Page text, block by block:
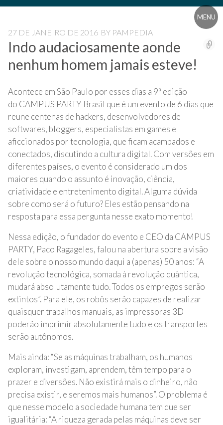
Pular
conteúdo
Blog
Livre
Pampédia
Universidade
Livre
Pampédia
MENU
27 DE JANEIRO DE 2016 BY PAMPEDIA
Indo audaciosamente aonde
nenhum homem jamais esteve!
Acontece em São Paulo por esses dias a 9ª edição
do CAMPUS PARTY Brasil que é um evento de 6 dias que
reune centenas de hackers, desenvolvedores de
softwares, bloggers, especialistas em games e
aficcionados por tecnologia, que ficam acampados e
conectados, discutindo a cultura digital. Com versões em
diferentes países, o evento é considerado um dos
maiores quando o assunto é inovação, ciência,
criatividade e entretenimento digital. Alguma dúvida
sobre como será o futuro? Eles estão pensando na
resposta para essa pergunta nesse exato momento!
Nessa edição, o fundador do evento e CEO da CAMPUS
PARTY, Paco Ragageles, falou na abertura sobre a visão
dele sobre o nosso mundo daqui a (apenas) 50 anos: “A
revolução tecnológica, somada à revolução quântica,
mudará absolutamente tudo. Todos os empregos serão
extintos”. Para ele, os robôs serão capazes de realizar
quaisquer trabalhos manuais, as impressoras 3D
poderão imprimir absolutamente tudo e os transportes
serão autônomos.
Mais ainda: “Se as máquinas trabalham, os humanos
exploram, investigam, aprendem, têm tempo para o
prazer e diversões. Não existirá mais o dinheiro, não
precisa existir, e seremos mais humanos”. O problema é
que nesse modelo a sociedade humana tem que ser
igualitária: “A riqueza gerada pelas máquinas deve ser